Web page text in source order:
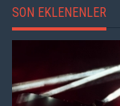
SON EKLENENLER